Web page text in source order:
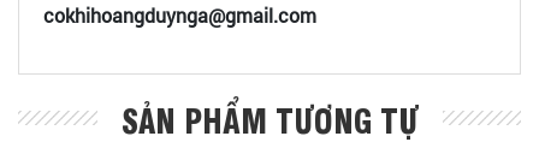
cokhihoangduynga@gmail.com
SẢN PHẨM TƯƠNG TỰ